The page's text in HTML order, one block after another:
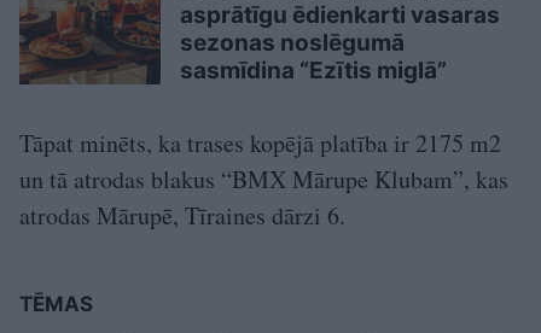
asprātīgu ēdienkarti vasaras
sezonas noslēgumā
sasmīdina “Ezītis miglā”
Tāpat minēts, ka trases kopējā platība ir 2175 m2
un tā atrodas blakus “BMX Mārupe Klubam”, kas
atrodas Mārupē, Tīraines dārzi 6.
TĒMAS